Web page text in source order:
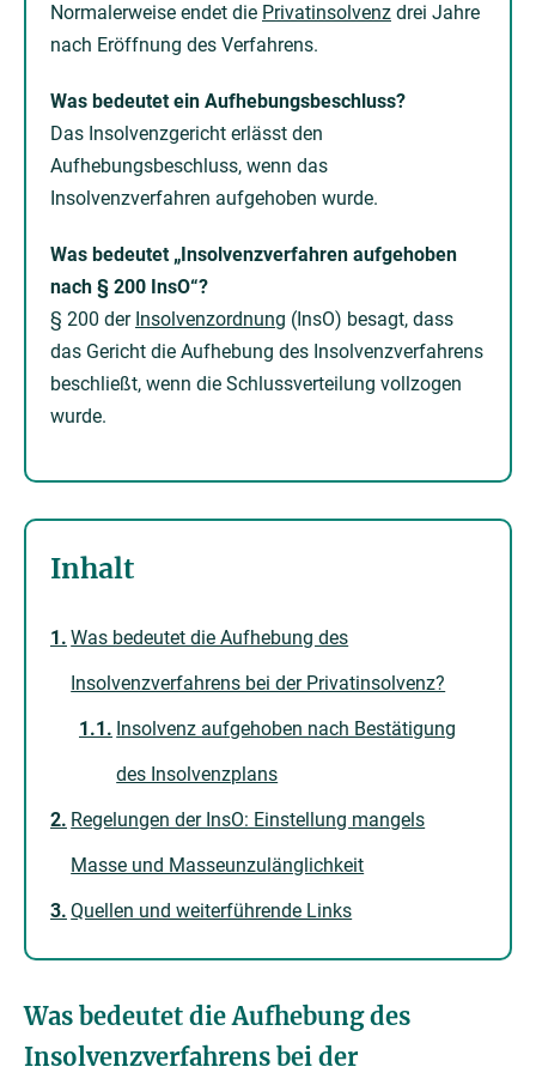
Normalerweise endet die Privatinsolvenz drei Jahre
nach Eröffnung des Verfahrens.
Was bedeutet ein Aufhebungsbeschluss?
Das Insolvenzgericht erlässt den
Aufhebungsbeschluss, wenn das
Insolvenzverfahren aufgehoben wurde.
Was bedeutet „Insolvenzverfahren aufgehoben
nach § 200 InsO“?
§ 200 der Insolvenzordnung (InsO) besagt, dass
das Gericht die Aufhebung des Insolvenzverfahrens
beschließt, wenn die Schlussverteilung vollzogen
wurde.
Inhalt
Was bedeutet die Aufhebung des
Insolvenzverfahrens bei der Privatinsolvenz?
Insolvenz aufgehoben nach Bestätigung
des Insolvenzplans
Regelungen der InsO: Einstellung mangels
Masse und Masseunzulänglichkeit
Quellen und weiterführende Links
Was bedeutet die Aufhebung des
Insolvenzverfahrens bei der